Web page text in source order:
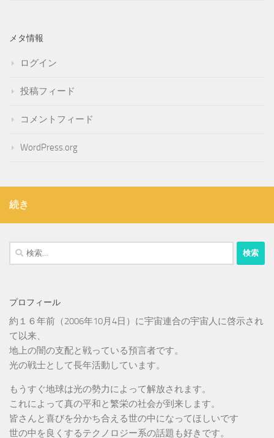
メタ情報
ログイン
投稿フィード
コメントフィード
WordPress.org
続き
検
索:
プロフィール
約１６年前（2006年10月4日）に宇宙連合の宇宙人に啓示され
て以来、
地上の闇の支配と戦っている預言者です。
光の戦士として長年活動しています。
もうすぐ地球は光の勢力によって解放されます。
これによって真の平和と繁栄の社会が到来します。
皆さんと喜びを分かち合える世の中になってほしいです
世の中を良くするテクノロジー系の話題も好きです。